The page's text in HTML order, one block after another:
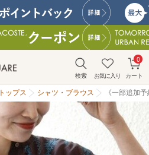
検索 お気に入り カート
0
トップス シャツ・ブラウス 《一部追加